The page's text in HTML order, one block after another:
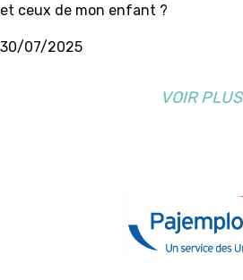
et ceux de mon enfant ?
30/07/2025
VOIR PLUS